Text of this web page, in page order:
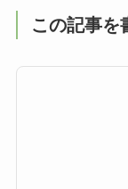
この記事を